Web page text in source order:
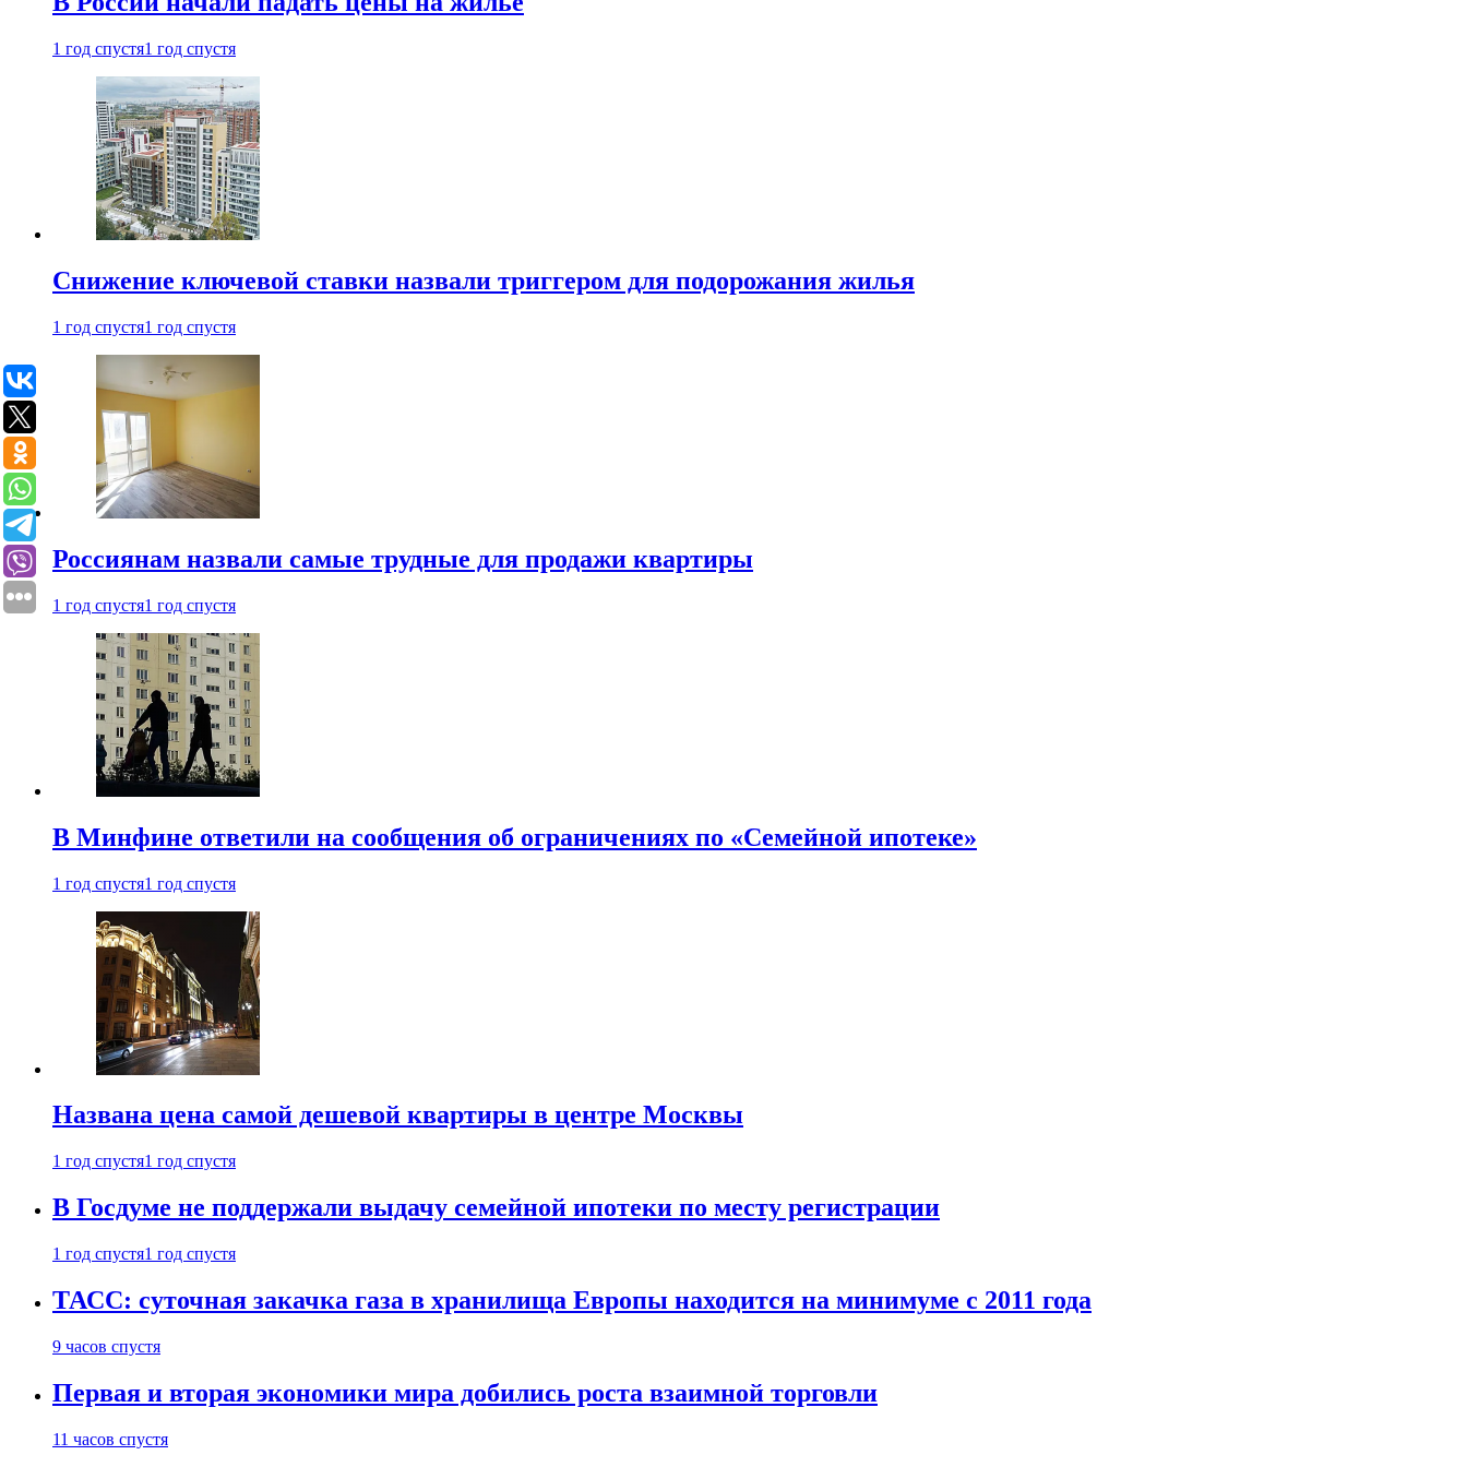
1 год спустя1 год спустя
Снижение ключевой ставки назвали триггером для подорожания жилья
1 год спустя1 год спустя
Россиянам назвали самые трудные для продажи квартиры
1 год спустя1 год спустя
В Минфине ответили на сообщения об ограничениях по «Семейной ипотеке»
1 год спустя1 год спустя
Названа цена самой дешевой квартиры в центре Москвы
1 год спустя1 год спустя
В Госдуме не поддержали выдачу семейной ипотеки по месту регистрации
1 год спустя1 год спустя
ТАСС: суточная закачка газа в хранилища Европы находится на минимуме с 2011 года
9 часов спустя
Первая и вторая экономики мира добились роста взаимной торговли
11 часов спустя